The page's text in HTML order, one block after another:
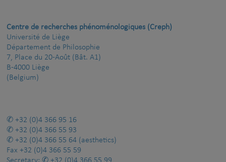
Centre de recherches phénoménologiques (Creph)
Université de Liège
Département de Philosophie
7, Place du 20-Août (Bât. A1)
B-4000 Liège
(Belgium)
+32 (0)4 366 95 16
+32 (0)4 366 55 93
+32 (0)4 366 55 64 (aesthetics)
Fax +32 (0)4 366 55 59